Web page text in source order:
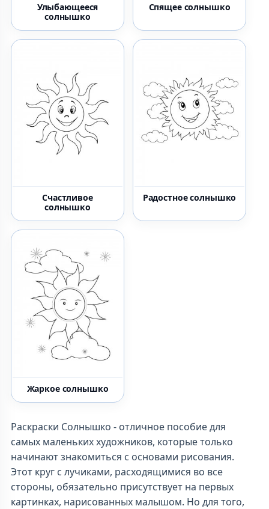
Улыбающееся
солнышко
Спящее солнышко
Счастливое
солнышко
Радостное солнышко
Жаркое солнышко
Раскраски Солнышко - отличное пособие для
самых маленьких художников, которые только
начинают знакомиться с основами рисования.
Этот круг с лучиками, расходящимися во все
стороны, обязательно присутствует на первых
картинках, нарисованных малышом. Но для того,